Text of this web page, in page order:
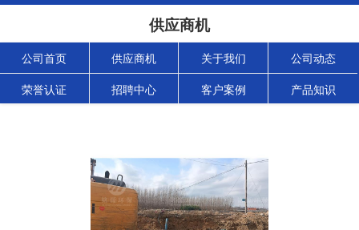
供应商机
公司首页 供应商机 关于我们 公司动态
荣誉认证 招聘中心 客户案例 产品知识